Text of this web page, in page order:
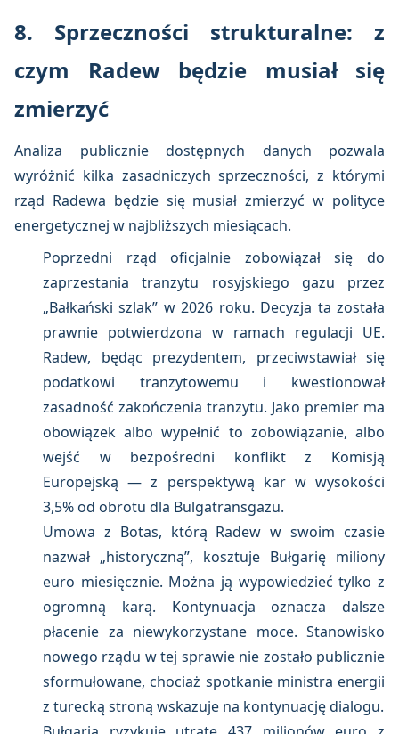
8. Sprzeczności strukturalne: z
czym Radew będzie musiał się
zmierzyć
Analiza publicznie dostępnych danych pozwala
wyróżnić kilka zasadniczych sprzeczności, z którymi
rząd Radewa będzie się musiał zmierzyć w polityce
energetycznej w najbliższych miesiącach.
Poprzedni rząd oficjalnie zobowiązał się do
zaprzestania tranzytu rosyjskiego gazu przez
„Bałkański szlak” w 2026 roku. Decyzja ta została
prawnie potwierdzona w ramach regulacji UE.
Radew, będąc prezydentem, przeciwstawiał się
podatkowi tranzytowemu i kwestionował
zasadność zakończenia tranzytu. Jako premier ma
obowiązek albo wypełnić to zobowiązanie, albo
wejść w bezpośredni konflikt z Komisją
Europejską — z perspektywą kar w wysokości
3,5% od obrotu dla Bulgatransgazu.
Umowa z Botas, którą Radew w swoim czasie
nazwał „historyczną”, kosztuje Bułgarię miliony
euro miesięcznie. Można ją wypowiedzieć tylko z
ogromną karą. Kontynuacja oznacza dalsze
płacenie za niewykorzystane moce. Stanowisko
nowego rządu w tej sprawie nie zostało publicznie
sformułowane, chociaż spotkanie ministra energii
z turecką stroną wskazuje na kontynuację dialogu.